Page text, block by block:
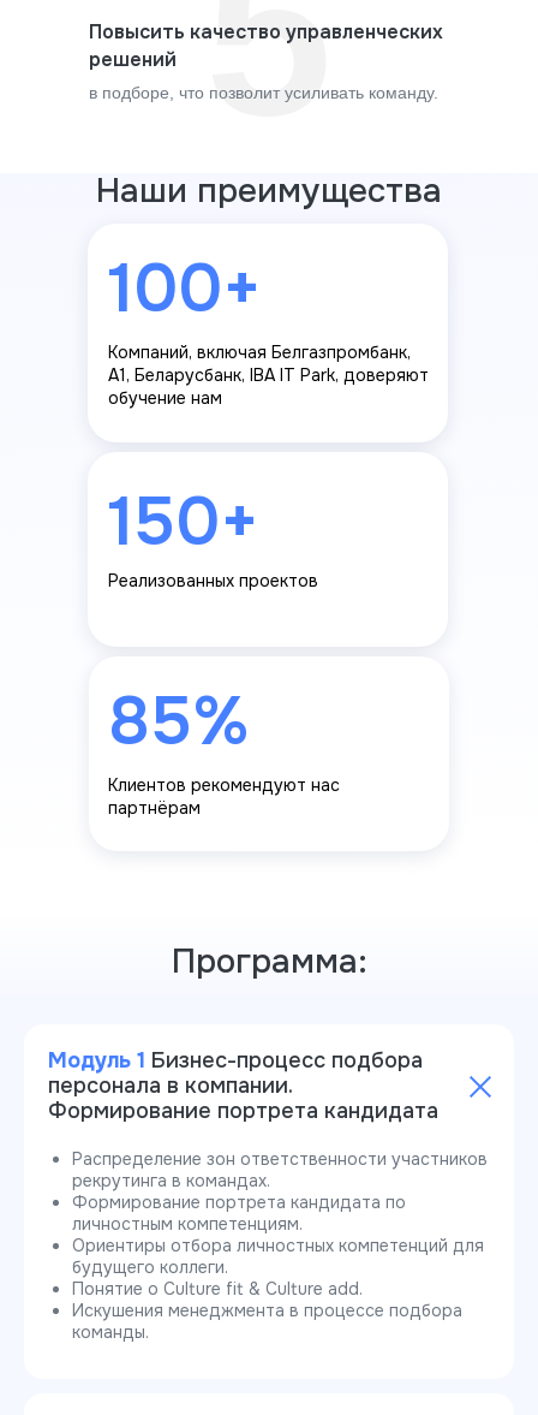
в подборе, что позволит усиливать команду.
Повысить качество управленческих
решений
100+
Компаний, включая Белгазпромбанк,
A1, Беларусбанк, Atlant и IBA IT Park,
доверяют обучение нам
85%
Повторных обращений от
корпоративных клиентов
30+
Уникальных образовательных
100+
Компаний, включая Белгазпромбанк,
A1, Беларусбанк, IBA IT Park, доверяют
обучение нам
85%
Клиентов рекомендуют нас
партнёрам
150+
Реализованных проектов
Наши преимущества
Программа:
Модуль 1 Бизнес-процесс подбора
персонала в компании.
Формирование портрета кандидата
Распределение зон ответственности участников
рекрутинга в командах.
Формирование портрета кандидата по
личностным компетенциям.
Ориентиры отбора личностных компетенций для
будущего коллеги.
Понятие о Culture fit & Culture add.
Искушения менеджмента в процессе подбора
команды.